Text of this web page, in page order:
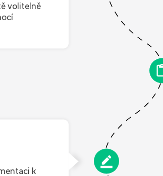
volitelně
k